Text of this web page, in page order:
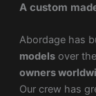
A custom
Abordage has
modelsover
owners
Our crew has